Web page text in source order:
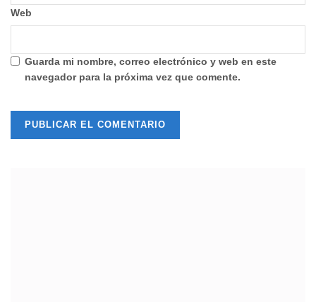
Web
Guarda mi nombre, correo electrónico y web en este
navegador para la próxima vez que comente.